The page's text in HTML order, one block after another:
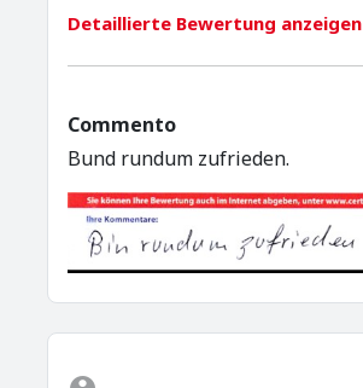
Detaillierte Bewertung anzeigen
Commento
Bund rundum zufrieden.